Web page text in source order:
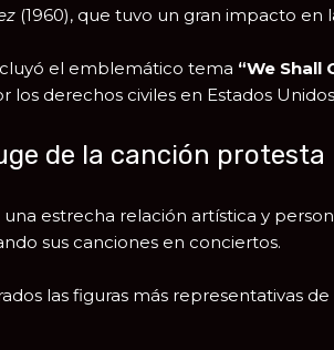
(1960), que tuvo un gran impacto en
el emblemático tema “We Shall
derechos civiles en Estados
de la canción protesta
estrecha relación artística y
sus canciones en conciertos.
las figuras más representativas